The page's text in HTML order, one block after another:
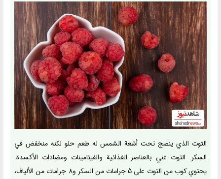
التوت الذي ينضج تحت أشعة الشمس له طعم حلو لكنه منخفض في
السكر. التوت غني بالعناصر الغذائية والفيتامينات ومضادات الأكسدة.
يحتوي كوب من التوت على 5 جرامات من السكر و8 جرامات من الألياف،